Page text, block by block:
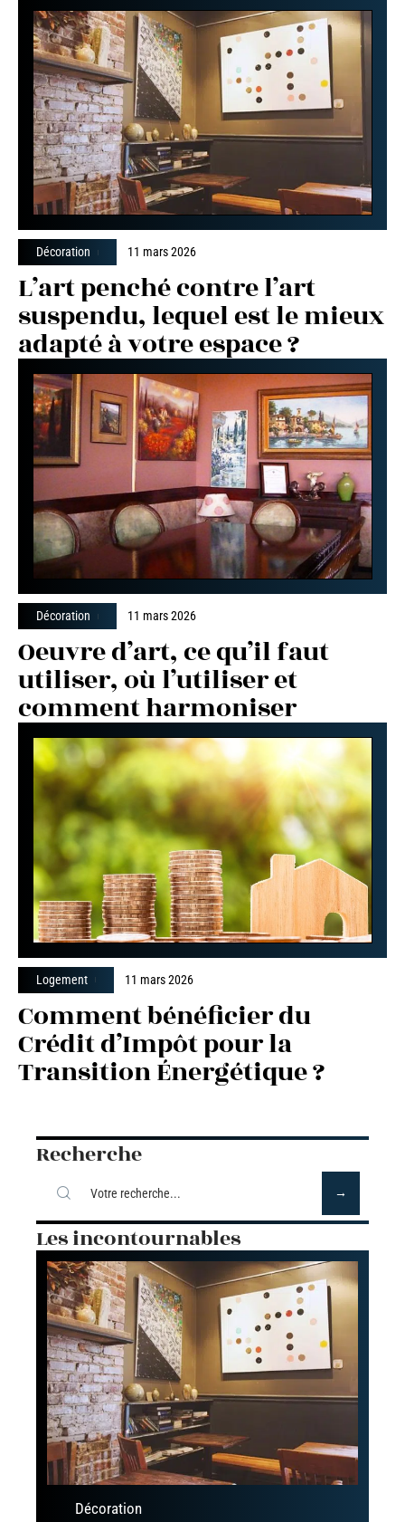
Décoration 11 mars 2026
L’art penché contre l’art
suspendu, lequel est le mieux
adapté à votre espace ?
Décoration 11 mars 2026
Oeuvre d’art, ce qu’il faut
utiliser, où l’utiliser et
comment harmoniser
Logement 11 mars 2026
Comment bénéficier du
Crédit d’Impôt pour la
Transition Énergétique ?
Recherche
Les incontournables
Décoration